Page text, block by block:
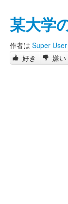
某大学
作者は Super User
好き
嫌い